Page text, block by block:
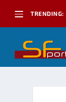
TRENDING: